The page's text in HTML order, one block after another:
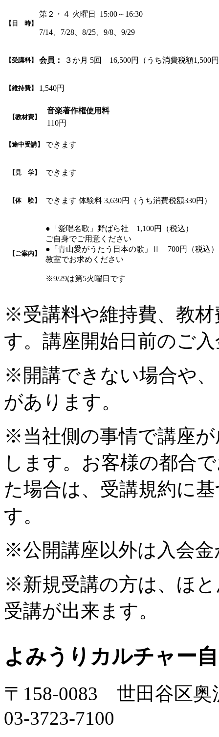
【日 時】
第２・４ 火曜日 15:00～16:30
7/14、7/28、8/25、9/8、9/29
【受講料】 会員： ３か月 5回 16,500円（うち消費税額1,500
【維持費】 1,540円
【教材費】
音楽著作権使用料
110円
【途中受講】 できます
【見 学】 できます
【体 験】 できます 体験料 3,630円（うち消費税額330円）
【ご案内】
●「愛唱名歌」野ばら社 1,100円（税込）
ご自身でご用意ください
●「青山愛がうたう日本の歌」Ⅱ 700円（税込）
教室でお求めください
※9/29は第5火曜日です
※受講料や維持費、教
す。講座開始日前のご
※開講できない場合や
があります。
※当社側の事情で講座
します。お客様の都合
た場合は、受講規約に
す。
※公開講座以外は入会
※新規受講の方は、ほ
受講が出来ます。
よみうりカルチャー
〒158-0083 世田谷区奥
03-3723-7100